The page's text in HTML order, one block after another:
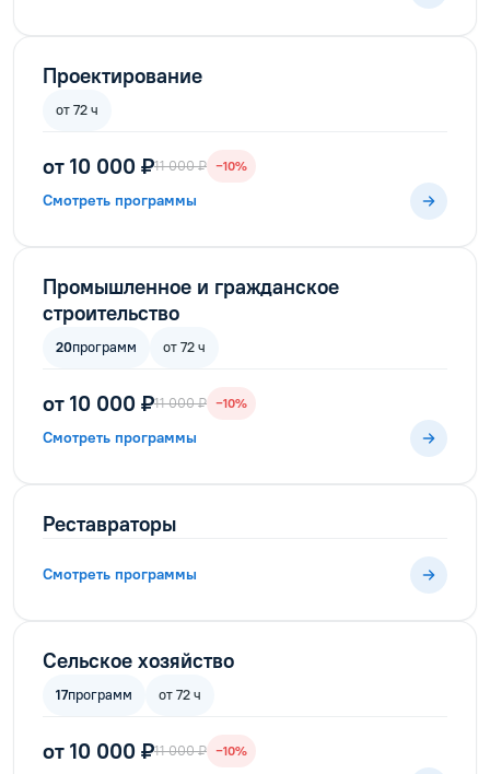
Проектирование
от 72 ч
от 10 000 ₽11 000 ₽ −10%
Смотреть программы
Промышленное и гражданское
строительство
20программ от 72 ч
от 10 000 ₽11 000 ₽ −10%
Смотреть программы
Реставраторы
Смотреть программы
Сельское хозяйство
17программ от 72 ч
от 10 000 ₽11 000 ₽ −10%